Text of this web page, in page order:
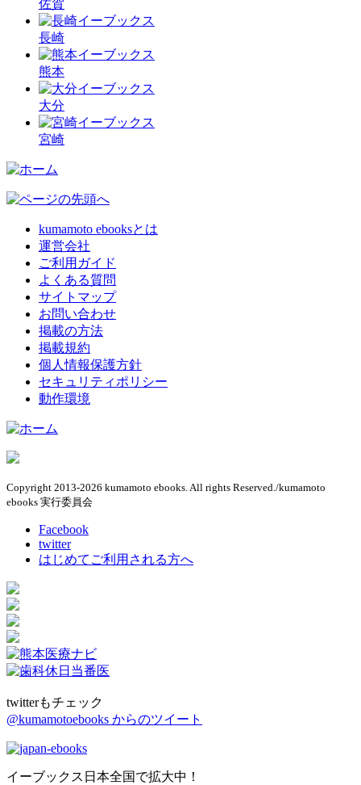
佐賀
長崎
熊本
大分
宮崎
kumamoto ebooksとは
運営会社
ご利用ガイド
よくある質問
サイトマップ
お問い合わせ
掲載の方法
掲載規約
個人情報保護方針
セキュリティポリシー
動作環境
Copyright 2013-2026 kumamoto ebooks. All rights Reserved./kumamoto
ebooks 実行委員会
Facebook
twitter
はじめてご利用される方へ
twitterもチェック
@kumamotoebooks からのツイート
イーブックス日本全国で拡大中！